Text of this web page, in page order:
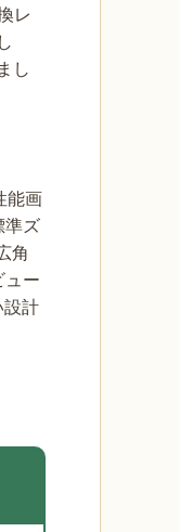
レ
し
能画
準ズ
角
ー
計